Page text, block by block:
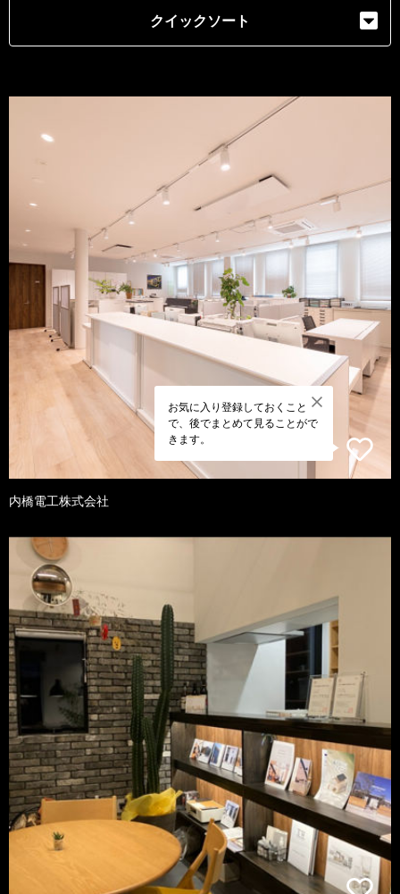
クイックソート
お気に入り登録しておくこと
で、後でまとめて見ることがで
きます。
内橋電工株式会社